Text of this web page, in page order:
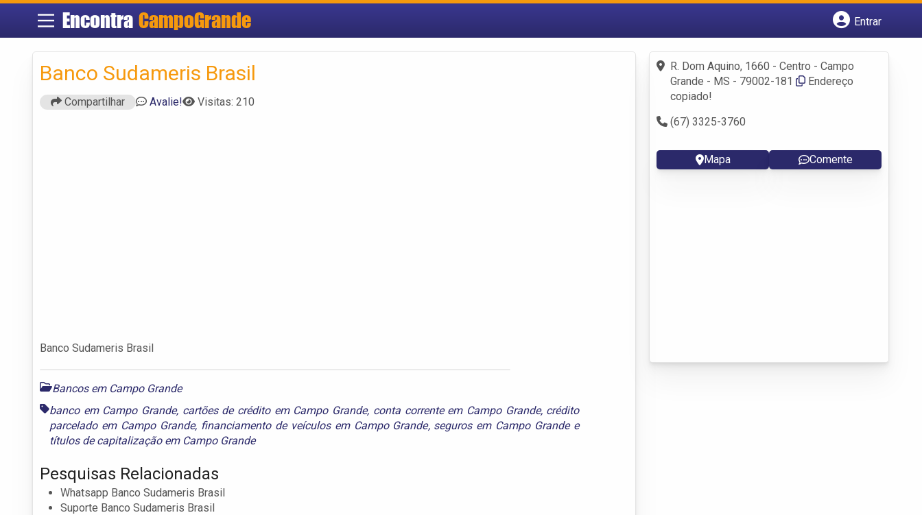
Encontra CampoGrande
Entrar
Fazer login
Criar conta
Banco Sudameris Brasil
Compartilhar Avalie! Visitas: 210
Banco Sudameris Brasil
Bancos em Campo Grande
banco em Campo Grande, cartões de crédito em Campo Grande, conta corrente em Campo Grande, crédito
parcelado em Campo Grande, financiamento de veículos em Campo Grande, seguros em Campo Grandee
títulos de capitalização em Campo Grande
Pesquisas Relacionadas
Whatsapp Banco Sudameris Brasil
Suporte Banco Sudameris Brasil
R. Dom Aquino, 1660 - Centro - Campo
Grande - MS - 79002-181
Endereço
copiado!
(67) 3325-3760
Mapa Comente